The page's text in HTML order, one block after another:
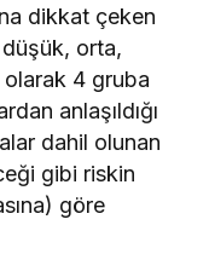
dikkat çeken
düşük, orta,
4 gruba
anlaşıldığı
dahil olunan
gibi riskin
göre